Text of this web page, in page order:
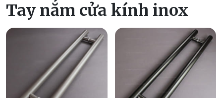
Tay nắm cửa kính inox